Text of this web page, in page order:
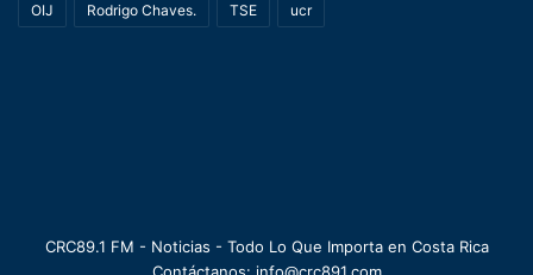
OIJ Rodrigo Chaves. TSE ucr
CRC89.1 FM - Noticias - Todo Lo Que Importa en Costa Rica